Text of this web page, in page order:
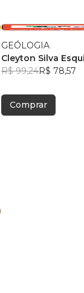
GEÓLOGIA
Cleyton Silva
R$ 99,24R$ 78,57
Comprar